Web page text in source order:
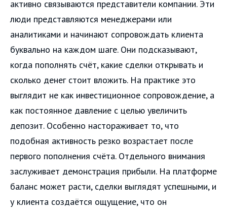
активно связываются представители компании. Эти
люди представляются менеджерами или
аналитиками и начинают сопровождать клиента
буквально на каждом шаге. Они подсказывают,
когда пополнять счёт, какие сделки открывать и
сколько денег стоит вложить. На практике это
выглядит не как инвестиционное сопровождение, а
как постоянное давление с целью увеличить
депозит. Особенно настораживает то, что
подобная активность резко возрастает после
первого пополнения счёта. Отдельного внимания
заслуживает демонстрация прибыли. На платформе
баланс может расти, сделки выглядят успешными, и
у клиента создаётся ощущение, что он